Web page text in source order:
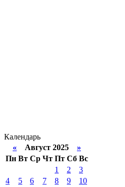
Календарь
« Август 2025 »
Пн Вт Ср Чт Пт Сб Вс
1
2
3
4
5 6 7 8 9
10